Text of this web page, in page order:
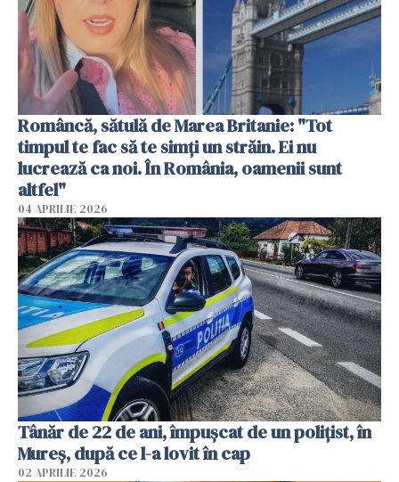
Româncă, sătulă de Marea Britanie: "Tot
timpul te fac să te simți un străin. Ei nu
lucrează ca noi. În România, oamenii sunt
altfel"
04 APRILIE 2026
Tânăr de 22 de ani, împușcat de un polițist, în
Mureș, după ce l-a lovit în cap
02 APRILIE 2026